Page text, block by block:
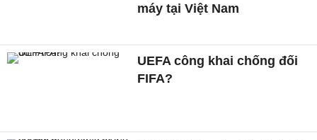
máy tại Việt Nam
UEFA công khai chống đối
FIFA?